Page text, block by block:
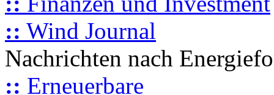
:: Wind Journal
Nachrichten nach
:: Erneuerbare